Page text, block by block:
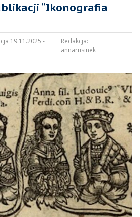
“Ikonografia
19.11.2025 -
Redakcja:
annarusinek